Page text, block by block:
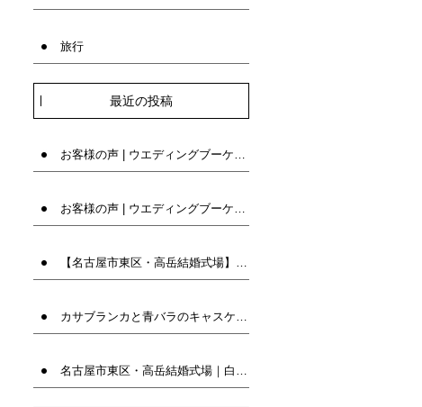
旅行
最近の投稿
お客様の声 | ウエディングブーケ専門店INFINITY
お客様の声 | ウエディングブーケ専門店INFINITY
【名古屋市東区・高岳結婚式場】白い八重トルコキキョウとブルースターのラウンドブーケ｜兼用ブーケ | ブーケ名古屋 | ウエディングブーケ専門店INFINITY
カサブランカと青バラのキャスケードブーケ｜アーティフィシャルフラワーの上品な大輪の白百合ブーケ | ウエディングブーケ専門店INFINITY
名古屋市東区・高岳結婚式場｜白バラのクラッチブーケ｜人気の韓国風ブーケ | ブーケ名古屋 | ウエディングブーケ専門店INFINITY